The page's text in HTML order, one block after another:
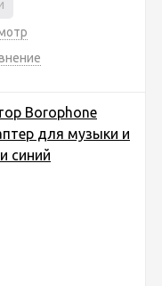
Borophone
для музыки и
синий